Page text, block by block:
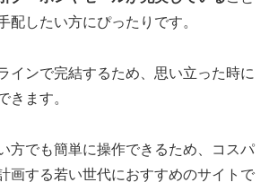
配したい方にぴったりです。
インで完結するため、思い立った時に
きます。
方でも簡単に操作できるため、コスパ
画する若い世代におすすめのサイトで